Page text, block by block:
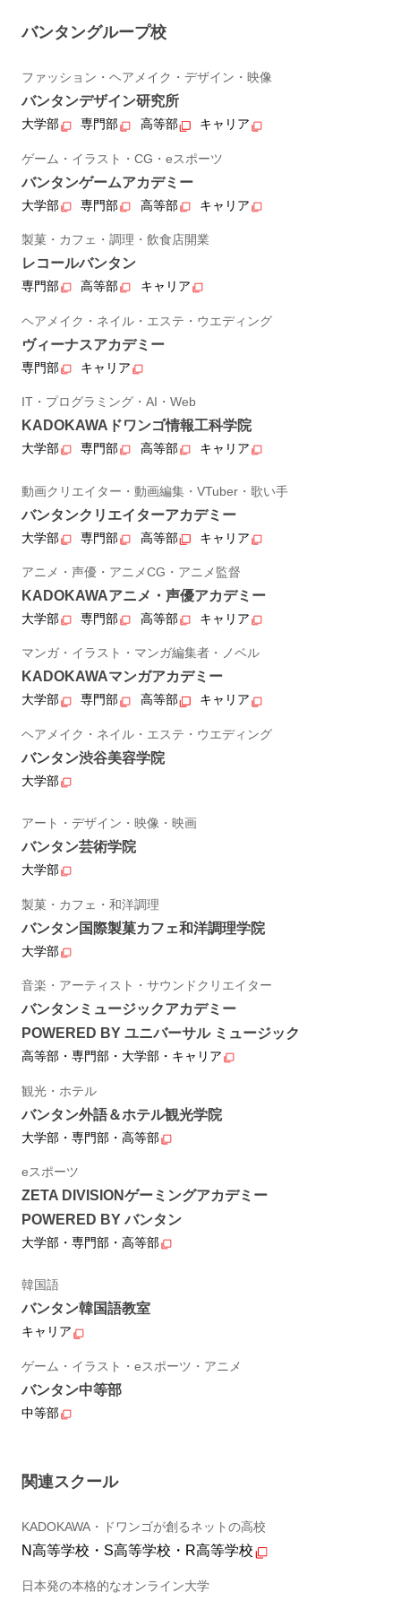
バンタングループ校
ファッション・ヘアメイク・デザイン・映像
バンタンデザイン研究所
大学部 専門部 高等部 キャリア
ゲーム・イラスト・CG・eスポーツ
バンタンゲームアカデミー
大学部 専門部 高等部 キャリア
製菓・カフェ・調理・飲食店開業
レコールバンタン
専門部 高等部 キャリア
ヘアメイク・ネイル・エステ・ウエディング
ヴィーナスアカデミー
専門部 キャリア
IT・プログラミング・AI・Web
KADOKAWAドワンゴ情報工科学院
大学部 専門部 高等部 キャリア
動画クリエイター・動画編集・VTuber・歌い手
バンタンクリエイターアカデミー
大学部 専門部 高等部 キャリア
アニメ・声優・アニメCG・アニメ監督
KADOKAWAアニメ・声優アカデミー
大学部 専門部 高等部 キャリア
マンガ・イラスト・マンガ編集者・ノベル
KADOKAWAマンガアカデミー
大学部 専門部 高等部 キャリア
ヘアメイク・ネイル・エステ・ウエディング
バンタン渋谷美容学院
大学部
アート・デザイン・映像・映画
バンタン芸術学院
大学部
製菓・カフェ・和洋調理
バンタン国際製菓カフェ和洋調理学院
大学部
音楽・アーティスト・サウンドクリエイター
バンタンミュージックアカデミー
POWERED BY ユニバーサル ミュージック
高等部・専門部・大学部・キャリア
観光・ホテル
バンタン外語＆ホテル観光学院
大学部・専門部・高等部
eスポーツ
ZETA DIVISIONゲーミングアカデミー
POWERED BY バンタン
大学部・専門部・高等部
韓国語
バンタン韓国語教室
キャリア
ゲーム・イラスト・eスポーツ・アニメ
バンタン中等部
中等部
関連スクール
KADOKAWA・ドワンゴが創るネットの高校
N高等学校・S高等学校・R高等学校
日本発の本格的なオンライン大学